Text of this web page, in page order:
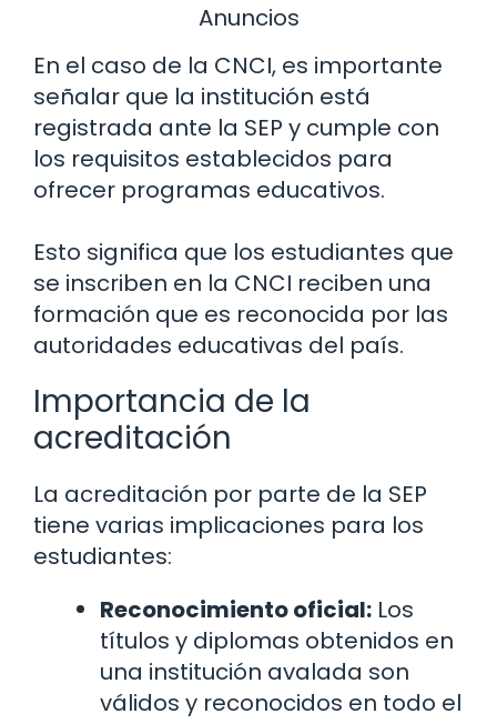
Anuncios
En el caso de la CNCI, es importante
señalar que la institución está
registrada ante la SEP y cumple con
los requisitos establecidos para
ofrecer programas educativos.
Esto significa que los estudiantes que
se inscriben en la CNCI reciben una
formación que es reconocida por las
autoridades educativas del país.
Importancia de la
acreditación
La acreditación por parte de la SEP
tiene varias implicaciones para los
estudiantes:
Reconocimiento oficial: Los
títulos y diplomas obtenidos en
una institución avalada son
válidos y reconocidos en todo el